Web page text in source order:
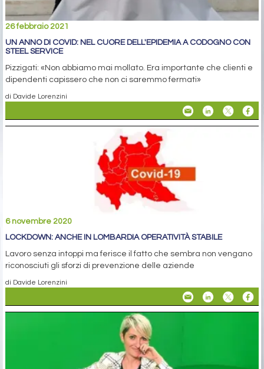
26 febbraio 2021
UN ANNO DI COVID: NEL CUORE DELL'EPIDEMIA A CODOGNO CON
STEEL SERVICE
Pizzigati: «Non abbiamo mai mollato. Era importante che clienti e
dipendenti capissero che non ci saremmo fermati»
di Davide Lorenzini
6 novembre 2020
LOCKDOWN: ANCHE IN LOMBARDIA OPERATIVITÀ STABILE
Lavoro senza intoppi ma ferisce il fatto che sembra non vengano
riconosciuti gli sforzi di prevenzione delle aziende
di Davide Lorenzini